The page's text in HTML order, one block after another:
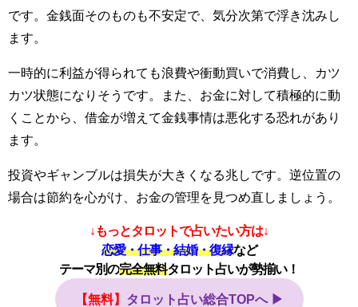
です。金銭面そのものも不安定で、気分次第で浮き沈みし
ます。
一時的に利益が得られても浪費や衝動買いで消費し、カツ
カツ状態になりそうです。また、お金に対して積極的に動
くことから、借金が増えて金銭事情は悪化する恐れがあり
ます。
投資やギャンブルは損失が大きくなる兆しです。逆位置の
場合は節約を心がけ、お金の管理を見つめ直しましょう。
↓もっとタロットで占いたい方は↓
恋愛・仕事・結婚・復縁など
テーマ別の完全無料タロット占いが勢揃い！
【無料】 タロット占い総合TOPへ ▶